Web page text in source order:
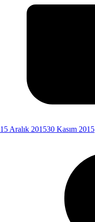
15 Aralık 201530 Kasım 2015